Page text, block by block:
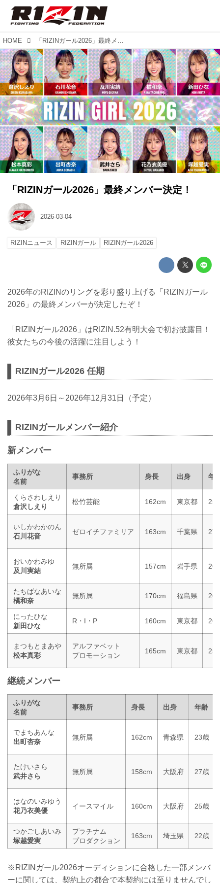
HOME 「RIZINガール2026」最終メンバー決定！
「RIZINガール2026」最終メンバー決定！
2026-03-04
RIZINニュース RIZINガール RIZINガール2026
2026年のRIZINのリングを彩り盛り上げる「RIZINガール
2026」の最終メンバーが決定したぞ！
「RIZINガール2026」はRIZIN.52有明大会で初お披露目！
彼女たちの今後の活躍に注目しよう！
RIZINガール2026 任期
2026年3月6日～2026年12月31日（予定）
RIZINガールメンバー紹介
新メンバー
ふりがな
名前
事務所 身長 出身 年
くらさわしえり
倉沢しえり
松竹芸能 162cm 東京都 25
いしかわかのん
石川花音
ゼロイチファミリア 163cm 千葉県 27
おいかわみゆ
及川実結
無所属 157cm 岩手県 26
たちばなあいな
橘和奈
無所属 170cm 福島県 26
にったひな
新田ひな
R・I・P 160cm 東京都 26
まつもとまあや
松本真彩
アルファベット
プロモーション
165cm 東京都 25
継続メンバー
ふりがな
名前
事務所 身長 出身 年齢
でまちあんな
出町杏奈
無所属 162cm 青森県 23歳
たけいさら
武井さら
無所属 158cm 大阪府 27歳
はなのいみゆう
花乃衣美優
イースマイル 160cm 大阪府 25歳
つかごしあいみ
塚越愛実
プラチナム
プロダクション
163cm 埼玉県 22歳
※RIZINガール2026オーディションに合格した一部メンバ
ーに関しては、契約上の都合で本契約には至りませんでし